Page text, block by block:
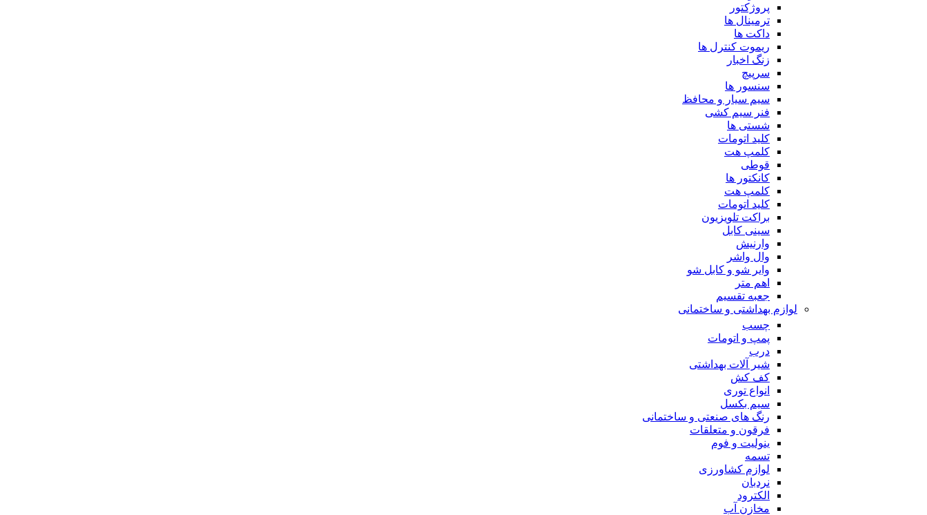
پروژکتور
ترمینال ها
داکت ها
ریموت کنترل ها
زنگ اخبار
سرپیچ
سنسور ها
سیم سیار و محافظ
فنر سیم کشی
شستی ها
کلید اتومات
کلمپ هت
قوطی
کانکتور ها
کلمپ هت
کلید اتومات
براکت تلویزیون
سینی کابل
وارنیش
وال واشر
وایر شو و کابل شو
اهم متر
جعبه تقسیم
لوازم بهداشتی و ساختمانی
چسب
پمپ و اتومات
درب
شیر آلات بهداشتی
کف کش
انواع توری
سیم بکسل
رنگ های صنعتی و ساختمانی
فرقون و متعلقات
ینولیت و فوم
تسمه
لوازم کشاورزی
نردبان
الکترود
مخازن آب